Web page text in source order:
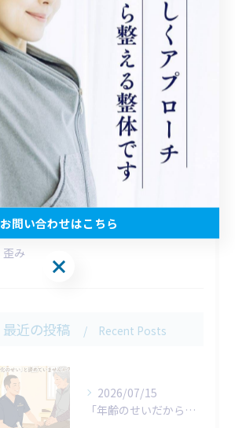
カテゴリー Categories
全てのカテゴリー
松田町の腰痛
新松田駅の腰痛
坐骨神経痛
脊柱管狭窄症
歪み
最近の投稿 Recent Posts
2026/07/15
「年齢のせいだから仕方がない…」
お問い合わせはこちら
お問い合わせはこちら